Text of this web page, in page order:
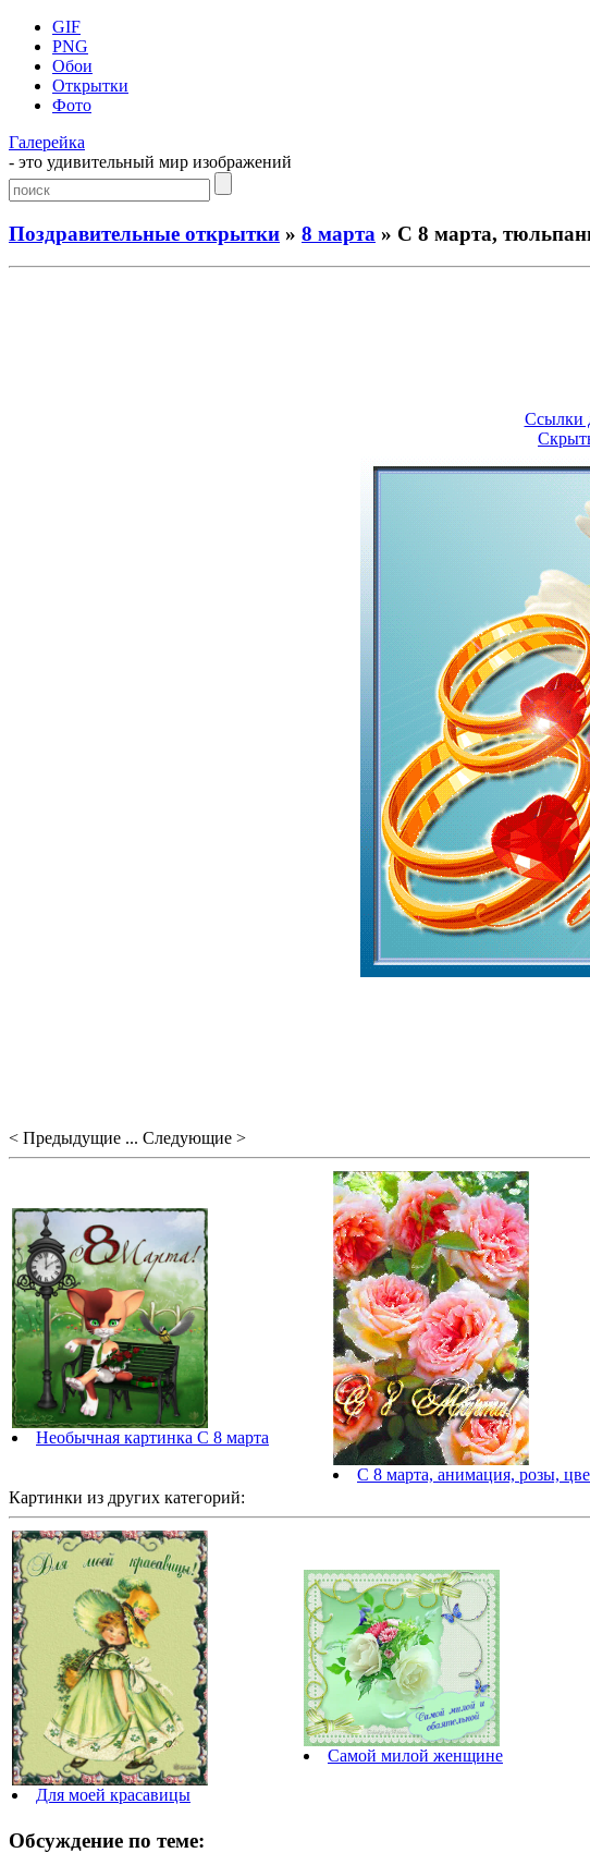
GIF
PNG
Обои
Открытки
Фото
Галерейка
- это удивительный мир изображений
Поздравительные открытки » 8 марта » С 8 марта,
Ссылки
< Предыдущие ... Следующие >
Необычная картинка С 8 марта
С 8 марта, анимация, розы,
Картинки из других категорий:
Для моей красавицы
Самой милой женщине
Обсуждение по теме: